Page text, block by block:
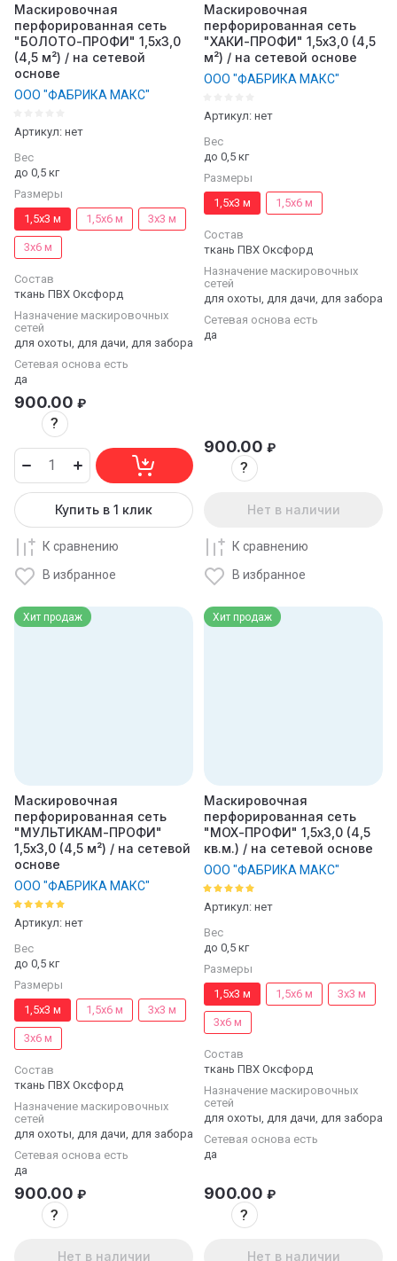
Маскировочная
перфорированная сеть
"БОЛОТО-ПРОФИ" 1,5х3,0
(4,5 м²) / на сетевой
основе
ООО "ФАБРИКА МАКС"
Артикул: нет
Вес
до 0,5 кг
Размеры
1,5х3 м
1,5х6 м 3х3 м
3х6 м
Состав
ткань ПВХ Оксфорд
Назначение маскировочных
сетей
для охоты, для дачи, для забора
Сетевая основа есть
да
900.00 ₽
?
Купить в 1 клик
К сравнению
В избранное
Маскировочная
перфорированная сеть
"ХАКИ-ПРОФИ" 1,5х3,0 (4,5
м²) / на сетевой основе
ООО "ФАБРИКА МАКС"
Артикул: нет
Вес
до 0,5 кг
Размеры
1,5х3 м
1,5х6 м
Состав
ткань ПВХ Оксфорд
Назначение маскировочных
сетей
для охоты, для дачи, для забора
Сетевая основа есть
да
900.00 ₽
?
Нет в наличии
К сравнению
В избранное
Хит продаж
Маскировочная
перфорированная сеть
"МУЛЬТИКАМ-ПРОФИ"
1,5х3,0 (4,5 м²) / на сетевой
основе
ООО "ФАБРИКА МАКС"
Артикул: нет
Вес
до 0,5 кг
Размеры
1,5х3 м
1,5х6 м 3х3 м
3х6 м
Состав
ткань ПВХ Оксфорд
Назначение маскировочных
сетей
для охоты, для дачи, для забора
Сетевая основа есть
да
900.00 ₽
?
Нет в наличии
Хит продаж
Маскировочная
перфорированная сеть
"МОХ-ПРОФИ" 1,5х3,0 (4,5
кв.м.) / на сетевой основе
ООО "ФАБРИКА МАКС"
Артикул: нет
Вес
до 0,5 кг
Размеры
1,5х3 м
1,5х6 м 3х3 м
3х6 м
Состав
ткань ПВХ Оксфорд
Назначение маскировочных
сетей
для охоты, для дачи, для забора
Сетевая основа есть
да
900.00 ₽
?
Нет в наличии